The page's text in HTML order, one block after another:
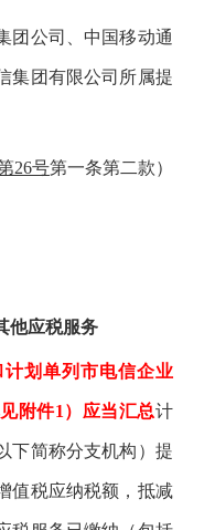
团公司、中国移动通
集团有限公司所属提
26号第一条第二款）
他应税服务
划单列市电信企业
附件1）应当汇总计
下简称分支机构）提
值税应纳税额，抵减